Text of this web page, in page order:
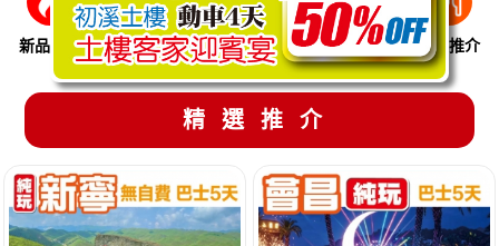
新品推介 季節限定 溫泉養生 買一送一 美食推介
精選推介